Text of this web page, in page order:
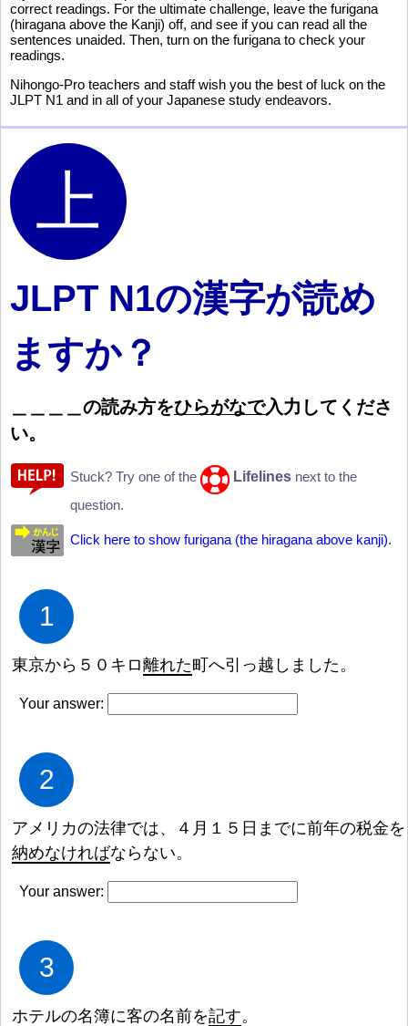
correct readings. For the ultimate challenge, leave the furigana
(hiragana above the Kanji) off, and see if you can read all the
sentences unaided. Then, turn on the furigana to check your
readings.
Nihongo-Pro teachers and staff wish you the best of luck on the
JLPT N1 and in all of your Japanese study endeavors.
JLPT N1の漢字が読め
ますか？
の読み方をひらがなで入力 してくださ
い。
Stuck? Try one of the Lifelines next to the
question.
Click here to show furigana (the hiragana above kanji).
1
東京から ５ ０ キロ離れた町 へ引 っ越 しました。
Your answer:
2
アメリカの法律では、 ４ 月 １ ５ 日 までに前年の税金を
納めなければならない。
Your answer:
3
ホテルの名簿に客の名前を記す。